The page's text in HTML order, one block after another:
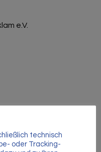
e.V.
technisch
oder Tracking-